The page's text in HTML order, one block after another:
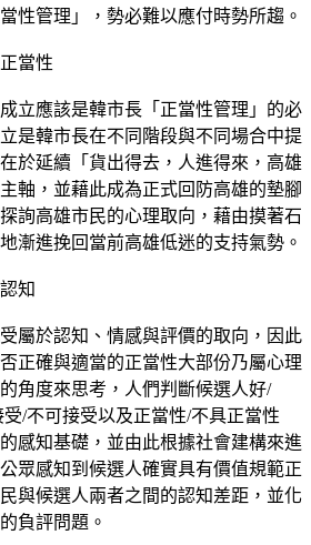
性管理」，勢必難以應付時勢所趨。
當性
立應該是韓市長「正當性管理」的必
是韓市長在不同階段與不同場合中提
於延續「貨出得去，人進得來，高雄
軸，並藉此成為正式回防高雄的墊腳
詢高雄市民的心理取向，藉由摸著石
漸進挽回當前高雄低迷的支持氣勢。
知
屬於認知、情感與評價的取向，因此
正確與適當的正當性大部份乃屬心理
角度來思考，人們判斷候選人好/
/不可接受以及正當性/不具正當性
感知基礎，並由此根據社會建構來進
眾感知到候選人確實具有價值規範正
與候選人兩者之間的認知差距，並化
負評問題。